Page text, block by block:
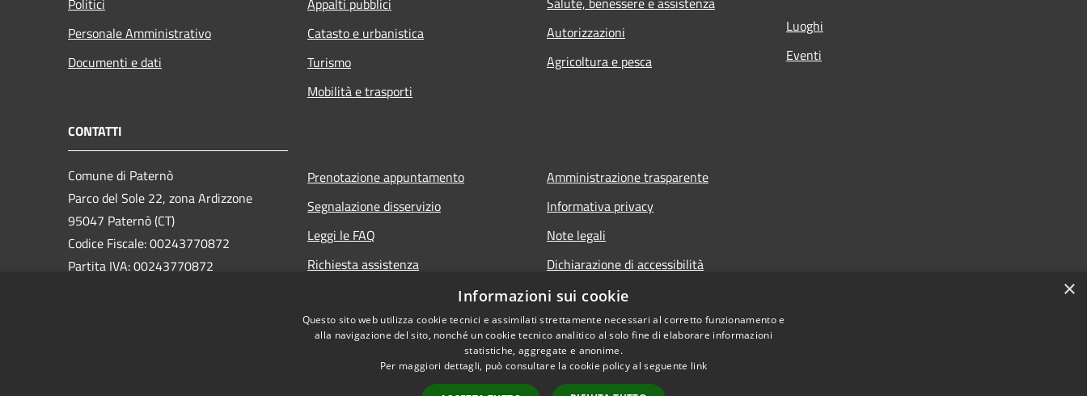
Politici
Personale Amministrativo
Documenti e dati
Appalti pubblici
Catasto e urbanistica
Turismo
Mobilità e trasporti
Autorizzazioni
Agricoltura e pesca
Luoghi
Eventi
CONTATTI
Comune di Paternò
Parco del Sole 22, zona Ardizzone
95047 Paternò (CT)
Codice Fiscale: 00243770872
Partita IVA: 00243770872
Prenotazione appuntamento
Segnalazione disservizio
Leggi le FAQ
Richiesta assistenza
Amministrazione trasparente
Informativa privacy
Note legali
Dichiarazione di accessibilità
×
Informazioni sui cookie
Questo sito web utilizza cookie tecnici e assimilati strettamente necessari al corretto funzionamento e
alla navigazione del sito, nonché un cookie tecnico analitico al solo fine di elaborare informazioni
statistiche, aggregate e anonime.
Per maggiori dettagli, può consultare la cookie policy al seguente link